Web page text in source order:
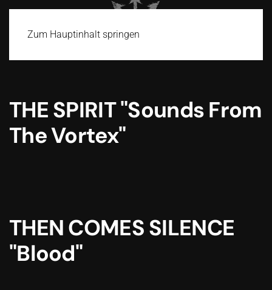
Zum Hauptinhalt springen
THE SPIRIT "Sounds From
The Vortex"
THEN COMES SILENCE
"Blood"